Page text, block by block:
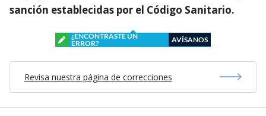
sanción establecidas por el Código Sanitario.
¿ENCONTRASTE UN
ERROR?
AVÍSANOS
Revisa nuestra página de correcciones